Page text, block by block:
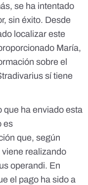
se ha intentado
sin éxito. Desde
localizar este
María,
sobre el
sí tiene
que ha enviado esta
es
que, según
viene realizando
operandi. En
el pago ha sido a